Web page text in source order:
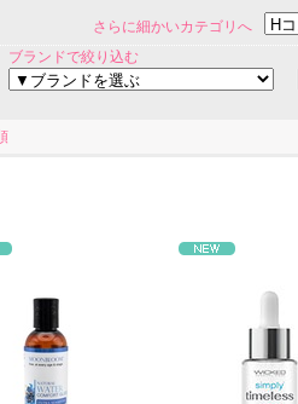
さらに細かいカテゴリへ
ブランドで絞り込む